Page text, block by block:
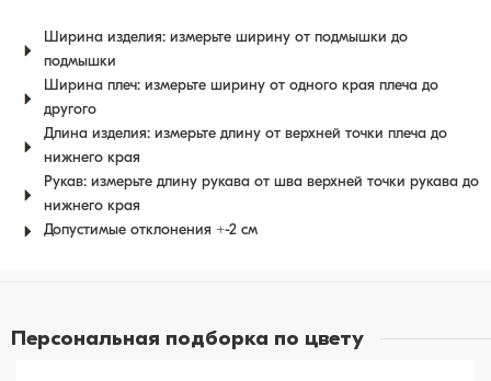
Ширина изделия: измерьте ширину от подмышки до
подмышки
Ширина плеч: измерьте ширину от одного края плеча до
другого
Длина изделия: измерьте длину от верхней точки плеча до
нижнего края
Рукав: измерьте длину рукава от шва верхней точки рукава до
нижнего края
Допустимые отклонения +-2 см
Персональная подборка по цвету